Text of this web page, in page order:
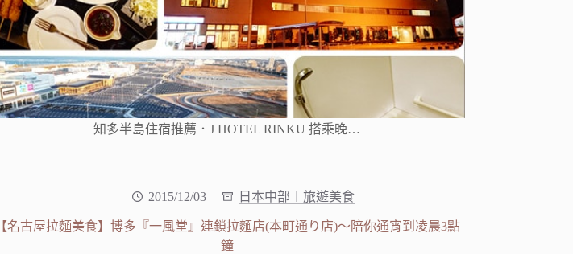
知多半島住宿推薦．J HOTEL RINKU 搭乘晚…
2015/12/03 日本中部︱旅遊美食
【名古屋拉麵美食】博多『一風堂』連鎖拉麵店(本町通り店)～陪你通宵到凌晨3點
鐘